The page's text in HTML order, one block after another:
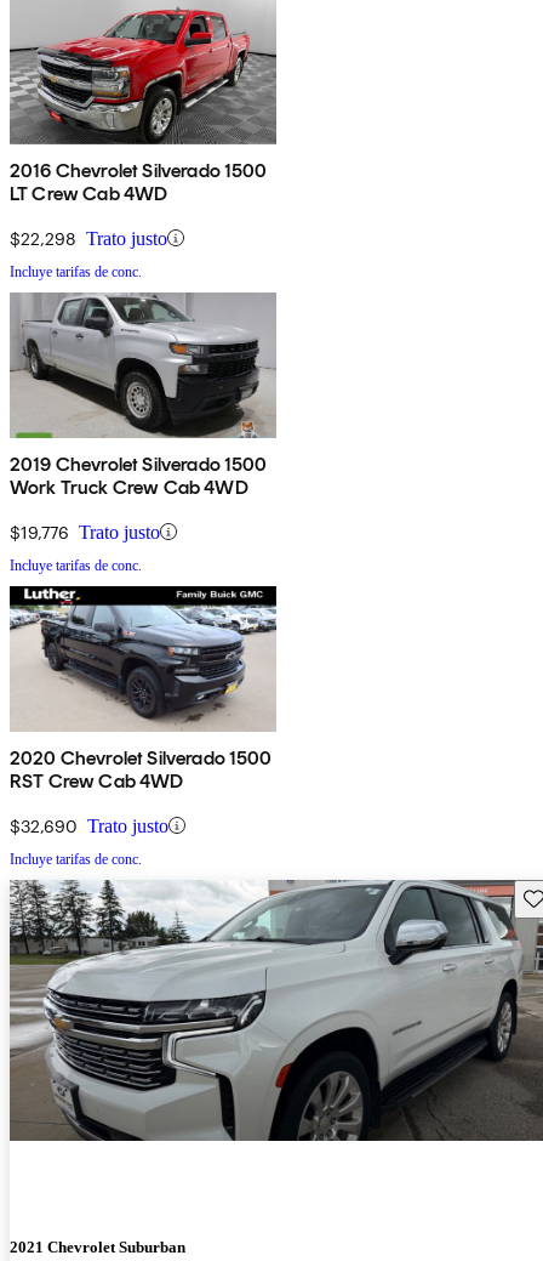
2016 Chevrolet Silverado 1500
LT Crew Cab 4WD
$22,298 Trato justo
Incluye tarifas de conc.
2019 Chevrolet Silverado 1500
Work Truck Crew Cab 4WD
$19,776 Trato justo
Incluye tarifas de conc.
2020 Chevrolet Silverado 1500
RST Crew Cab 4WD
$32,690 Trato justo
Incluye tarifas de conc.
2021 Chevrolet Suburban